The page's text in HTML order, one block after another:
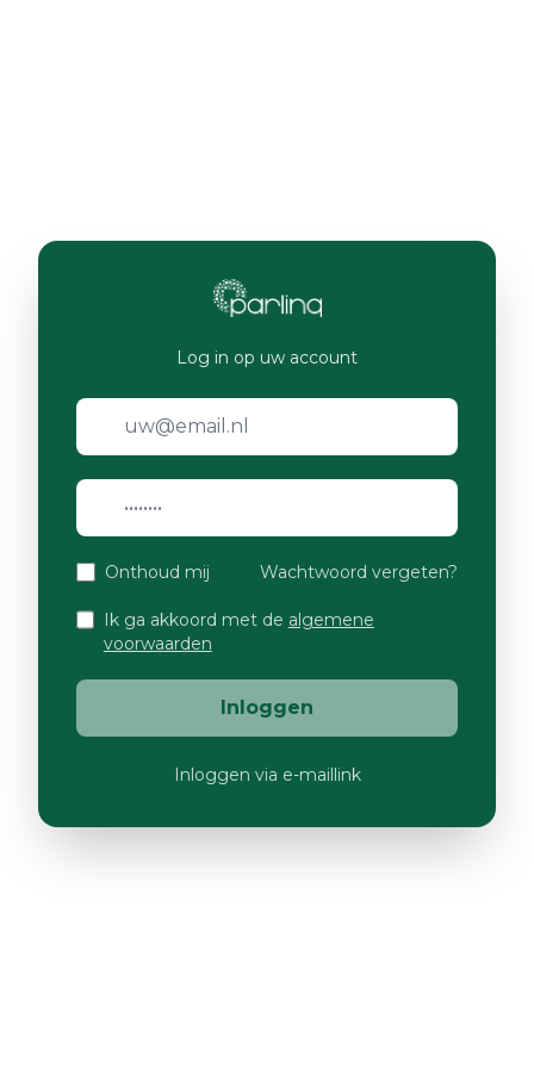
Log in op uw account
Onthoud mij Wachtwoord vergeten?
Ik ga akkoord met de algemene
voorwaarden
Inloggen
Inloggen via e-maillink